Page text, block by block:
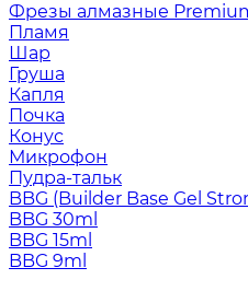
Фрезы алмазные
Пламя
Шар
Груша
Капля
Почка
Конус
Микрофон
Пудра-тальк
BBG (Builder Base Gel
BBG 30ml
BBG 15ml
BBG 9ml